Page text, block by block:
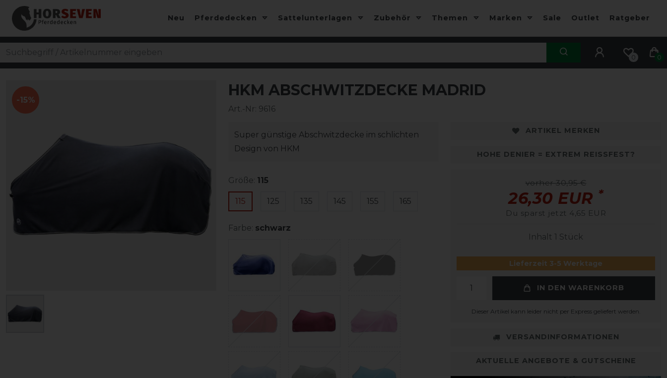
Neu Pferdedecken Sattelunterlagen Zubehör Themen Marken Sale Outlet Ratgeber
0 0
-15%
HKM ABSCHWITZDECKE MADRID
Art.-Nr: 9616
Super günstige Abschwitzdecke im schlichten
Design von HKM
Größe: 115
115 125 135 145 155 165
Farbe: schwarz
ARTIKEL MERKEN
HOHE DENIER = EXTREM REISSFEST?
vorher 30,95 €
26,30 EUR *
Du sparst jetzt 4,65 EUR
Inhalt 1 Stück
Lieferzeit 3-5 Werktage
IN DEN WARENKORB
Dieser Artikel kann leider nicht per Express geliefert werden.
VERSANDINFORMATIONEN
AKTUELLE ANGEBOTE & GUTSCHEINE